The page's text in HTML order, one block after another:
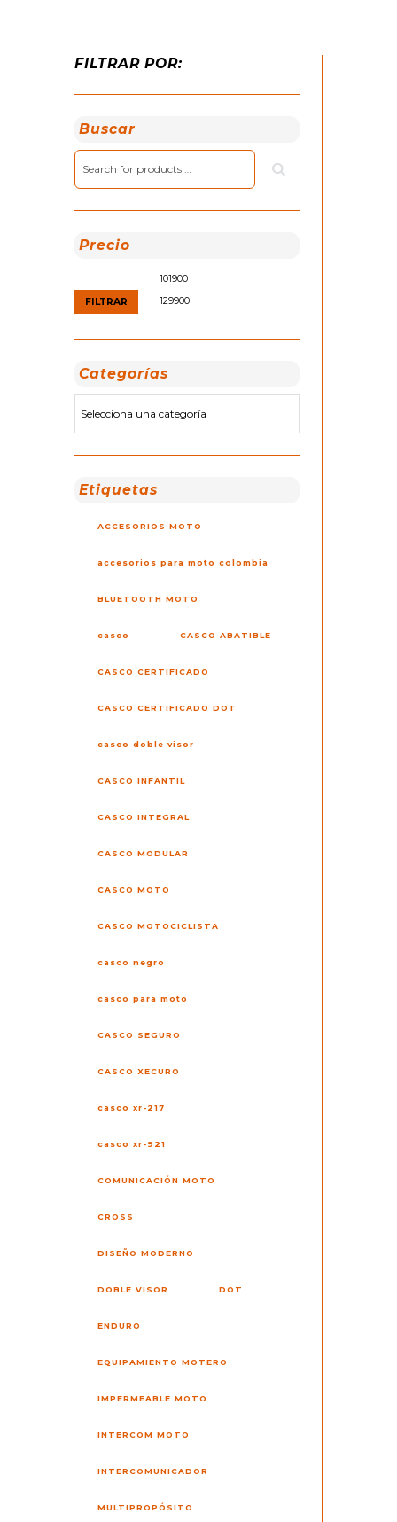
FILTRAR POR:
Buscar
Precio
Precio
mínimo
FILTRAR
Categorías
Etiquetas
ACCESORIOS MOTO
accesorios para moto colombia
BLUETOOTH MOTO
casco CASCO ABATIBLE
CASCO CERTIFICADO
CASCO CERTIFICADO DOT
casco doble visor
CASCO INFANTIL
CASCO INTEGRAL
CASCO MODULAR
CASCO MOTO
CASCO MOTOCICLISTA
casco negro
casco para moto
CASCO SEGURO
CASCO XECURO
casco xr-217
casco xr-921
COMUNICACIÓN MOTO
CROSS
DISEÑO MODERNO
DOBLE VISOR DOT
ENDURO
EQUIPAMIENTO MOTERO
IMPERMEABLE MOTO
INTERCOM MOTO
INTERCOMUNICADOR
MULTIPROPÓSITO